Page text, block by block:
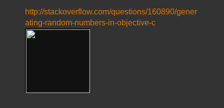
http://stackoverflow.com/questions/160890/gener
ating-random-numbers-in-objective-c